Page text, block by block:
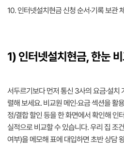
10. 인터넷설치현금 신청 순서·기록 보관
1) 인터넷설치현금, 한눈
서두르기보다 먼저 통신 3사의 요금·설치
렬해 보세요. 비교원 메인·요금 섹션을 활
정/결합 할인 등을 한 화면에서 확인해 인
실적으로 비교할 수 있습니다. 우리 집 조
여부)을 메모해 표에 대입하면 초반 상담